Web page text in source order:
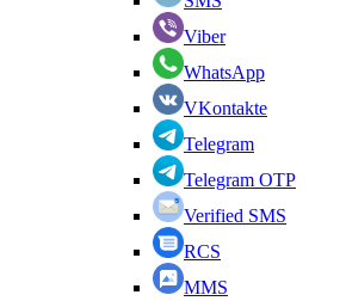
Viber
WhatsApp
VKontakte
Telegram
Telegram OTP
Verified SMS
RCS
MMS